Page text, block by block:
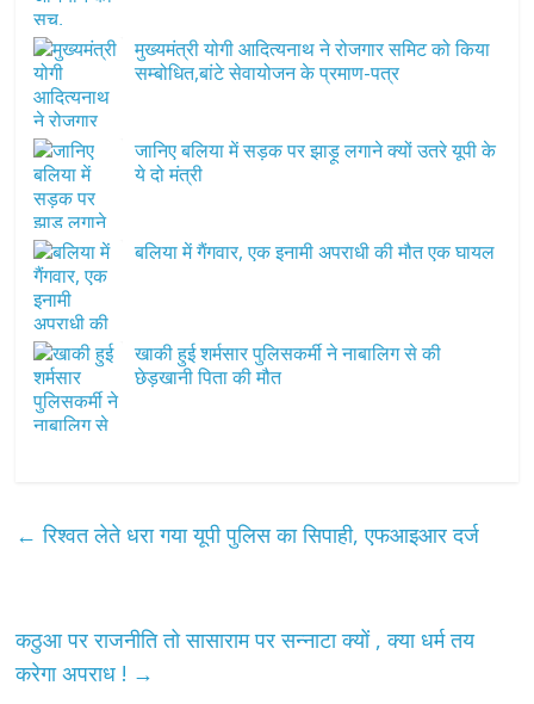
मुख्यमंत्री योगी आदित्यनाथ ने रोजगार समिट को किया
सम्बोधित,बांटे सेवायोजन के प्रमाण-पत्र
जानिए बलिया में सड़क पर झाड़ू लगाने क्यों उतरे यूपी के
ये दो मंत्री
बलिया में गैंगवार, एक इनामी अपराधी की मौत एक घायल
खाकी हुई शर्मसार पुलिसकर्मी ने नाबालिग से की
छेड़खानी पिता की मौत
← रिश्वत लेते धरा गया यूपी पुलिस का सिपाही, एफआइआर दर्ज
कठुआ पर राजनीति तो सासाराम पर सन्नाटा क्यों , क्या धर्म तय
करेगा अपराध ! →